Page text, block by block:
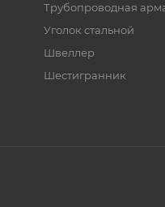
Трубопроводная
Уголок стальной
Швеллер
Шестигранник